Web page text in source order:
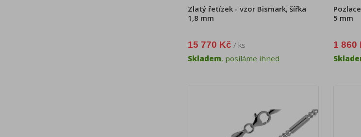
Zlatý řetízek - vzor Bismark, šířka
1,8 mm
15 770 Kč / ks
Skladem, posíláme ihned
5 mm
1 860